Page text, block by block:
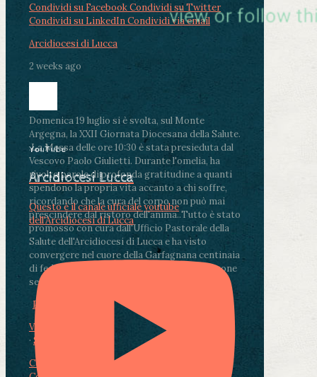
Condividi su FacebookCondividi su Twitter
Condividi su LinkedInCondividi via email
Arcidiocesi di Lucca
2 weeks ago
Domenica 19 luglio si è svolta, sul Monte
Argegna, la XXII Giornata Diocesana della Salute.
.La Messa delle ore 10:30 è stata presieduta dal
Vescovo Paolo Giulietti. Durante l'omelia, ha
rivolto parole di profonda gratitudine a quanti
spendono la propria vita accanto a chi soffre,
ricordando che la cura del corpo non può mai
prescindere dal ristoro dell'anima..Tutto è stato
promosso con cura dall'Ufficio Pastorale della
Salute dell'Arcidiocesi di Lucca e ha visto
convergere nel cuore della Garfagnana centinaia
di fedeli, operatori sanitari, volontari e persone
segnate dalla malattia.
Photo
View on Facebook
· Share
Condividi su Facebook
YouTube
Arcidiocesi Lucca
Questo è il canale ufficiale youtube
dell'Arcidiocesi di Lucca